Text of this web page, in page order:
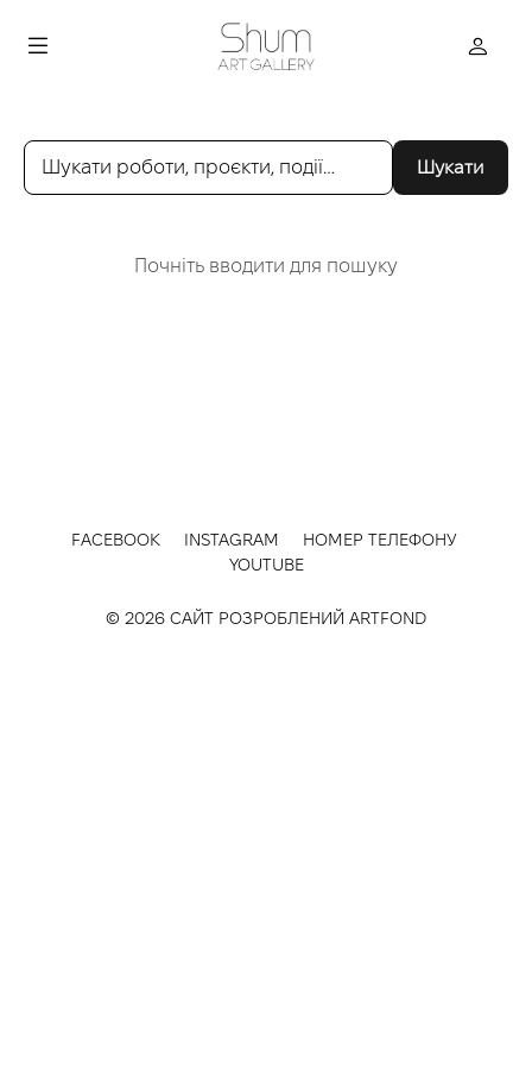
Шукати
Почніть вводити для пошуку
FACEBOOK INSTAGRAM
НОМЕР ТЕЛЕФОНУ
YOUTUBE
© 2026 САЙТ РОЗРОБЛЕНИЙ ARTFOND